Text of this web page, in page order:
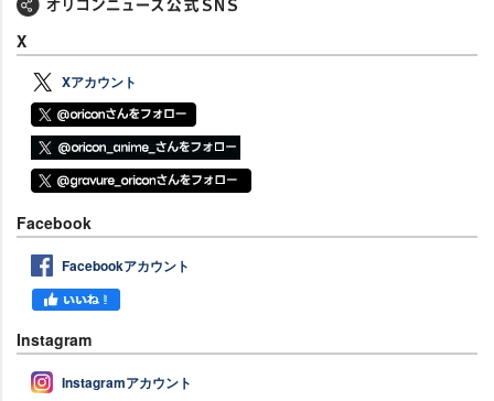
X
Xアカウント
Facebook
Facebookアカウント
Instagram
Instagramアカウント